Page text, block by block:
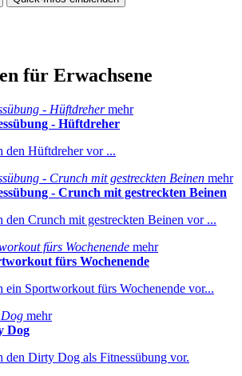
für Erwachsene
- Hüftdreher mehr
- Hüftdreher
den Hüftdreher vor ...
- Crunch mit gestreckten Beinen mehr
- Crunch mit gestreckten Beinen
den Crunch mit gestreckten Beinen vor ...
fürs Wochenende mehr
fürs Wochenende
ein Sportworkout fürs Wochenende vor...
mehr
Dog
den Dirty Dog als Fitnessübung vor.